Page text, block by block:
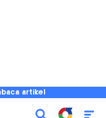
artikel